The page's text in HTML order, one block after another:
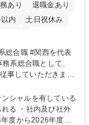
あり
退職金あり
内
土日祝休み
事していただきま
に関係する各種業
び将来のキャリアを
での現場育成や研
シャルを有している
る ・社内及び社外